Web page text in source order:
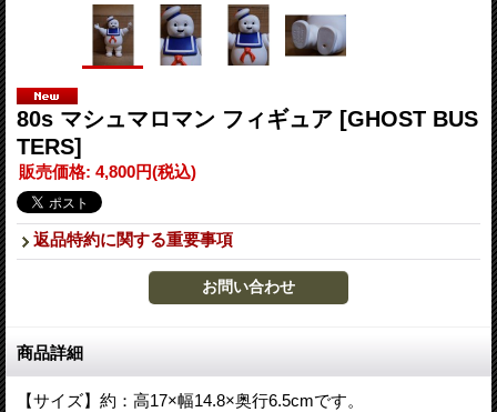
80s マシュマロマン フィギュア [GHOST BUS
TERS]
販売価格: 4,800円(税込)
返品特約に関する重要事項
商品詳細
【サイズ】約：高17×幅14.8×奥行6.5cmです。